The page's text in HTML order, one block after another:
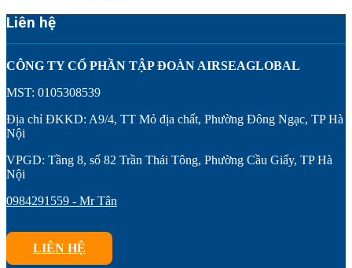
Liên hệ
CÔNG TY CỔ PHẦN TẬP ĐOÀN AIRSEAGLOBAL
MST: 0105308539
Địa chỉ ĐKKD: A9/4, TT Mỏ địa chất, Phường Đông Ngạc, TP Hà
Nội
VPGD: Tầng 8, số 82 Trần Thái Tông, Phường Cầu Giấy, TP Hà
Nội
0984291559 - Mr Tân
LIÊN HỆ